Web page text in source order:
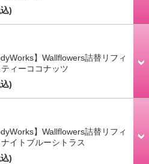
)
】Wallflowers詰替リフィ
ィーココナッツ
)
】Wallflowers詰替リフィ
イトブルーシトラス
)